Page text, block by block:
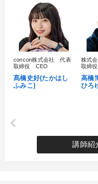
concon株式会社 代表
取締役 CEO
髙橋史好(たかはし
ふみこ)
株式
取締
高橋
ひろ
講師紹